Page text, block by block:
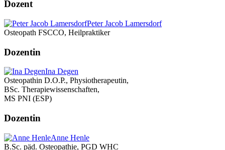
Dozent
Peter Jacob Lamersdorf
Osteopath FSCCO, Heilpraktiker
Dozentin
Ina Degen
Osteopathin D.O.P., Physiotherapeutin,
BSc. Therapiewissenschaften,
MS PNI (ESP)
Dozentin
Anne Henle
B.Sc. päd. Osteopathie, PGD WHC